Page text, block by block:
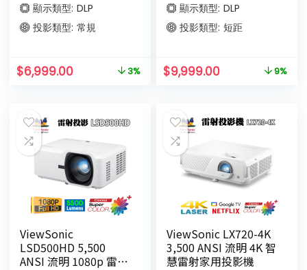
顯示類型: DLP
投影類型: 常規
$6,999.00 3%
顯示類型: DLP
投影類型: 短距
$9,999.00 9%
ViewSonic
LSD500HD 5,500
ANSI 流明 1080p 雷射
ViewSonic LX720-4K
3,500 ANSI 流明 4K 智
慧雷射家用投影機